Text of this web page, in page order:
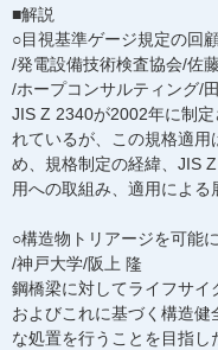
■解説
○目視基準ゲージ規定の回
/発電設備技術検査協会/佐
/ホープコンサルティング/
JIS Z 2340が2002年に制
れているが、この規格適用
め、規格制定の経緯、JIS
用への取組み、適用による
○構造物トリアージを可能
/神戸大学/阪上 隆
鋼橋梁に対してライフサイ
およびこれに基づく構造
な処置を行うことを目指